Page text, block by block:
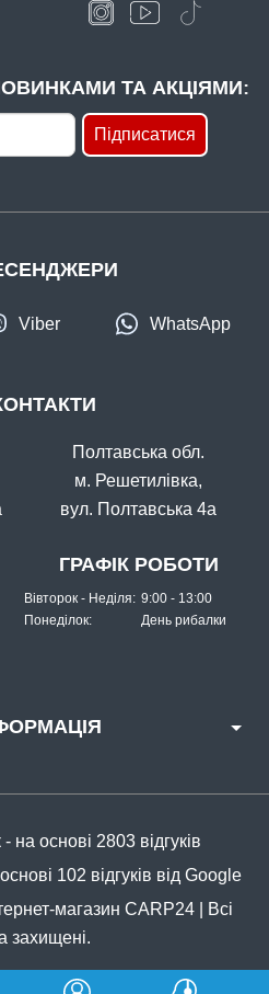
24 шт.
шот" - 25 г
В наявності
33 шт.
шот" - 40 г
ТА АКЦІЯМИ:
Підписатися
Полтавська обл.
м. Решетилівка,
вул. Полтавська 4а
ГРАФІК РОБОТИ
Вівторок - Неділя: 9:00 - 13:00
Понеділок:
День рибалки
Viber WhatsApp
- на основі 2803 відгуків
102 відгуків від Google
магазин CARP24 | Всі
захищені.